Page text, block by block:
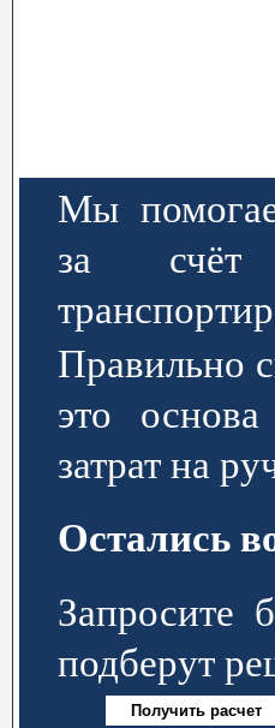
Мы
за счёт
Правильно
это основа
затрат на
Остались
Запросите
подберут